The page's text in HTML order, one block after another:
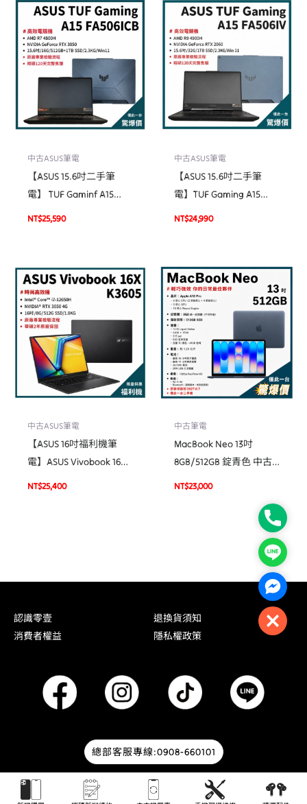
中古ASUS筆電
【ASUS 15.6吋二手筆
電】 TUF Gaminf A15
(A1506ICB)
NT$25,590
中古ASUS筆電
【ASUS 15.6吋二手筆
電】TUF Gaming A15
(FA506IV)
NT$24,990
中古ASUS筆電
【ASUS 16吋福利機筆
電】ASUS Vivobook 16X
(K3605)
NT$25,400
中古筆電
MacBook Neo 13吋
8GB/512GB 錠青色 中古
機 二手機 福利機 #67r5w
NT$23,000
認識零壹
退換貨須知
消費者權益
隱私權政策
總部客服專線:0908-660101
© 2026 零壹通訊 | Designed by HOWMAI Tech .
Phone
Line
Close